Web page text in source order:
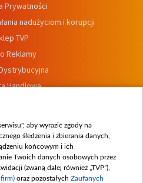
Prywatności
nadużyciom i korupcji
TVP
Reklamy
Handlowa
wewnętrznych
aby wyrazić zgody na
śledzenia i zbierania danych,
końcowym i ich
Twoich danych osobowych przez
(zwaną dalej również „TVP”),
oraz pozostałych Zaufanych